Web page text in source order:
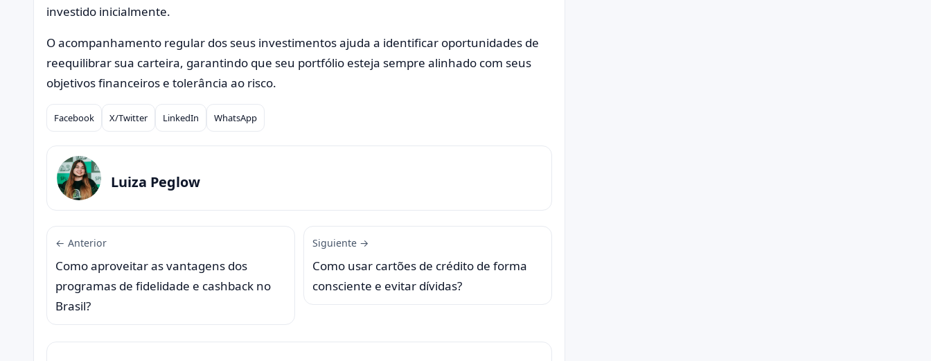
investido inicialmente.
O acompanhamento regular dos seus investimentos ajuda a identificar oportunidades de
reequilibrar sua carteira, garantindo que seu portfólio esteja sempre alinhado com seus
objetivos financeiros e tolerância ao risco.
Compartilhar
Facebook X/Twitter LinkedIn WhatsApp
Luiza Peglow
← Anterior
Como aproveitar as vantagens dos
programas de fidelidade e cashback no
Brasil?
Siguiente →
Como usar cartões de crédito de forma
consciente e evitar dívidas?